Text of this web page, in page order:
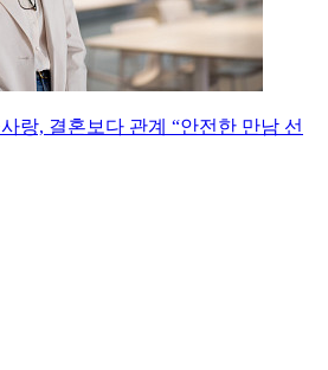
랑, 결혼보다 관계 “안전한 만남 선